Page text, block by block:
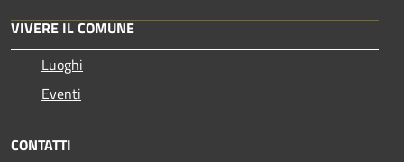
VIVERE IL COMUNE
Luoghi
Eventi
CONTATTI